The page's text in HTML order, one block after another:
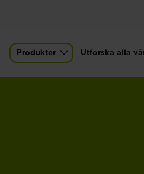
Main navigation
Produkter Utforska alla